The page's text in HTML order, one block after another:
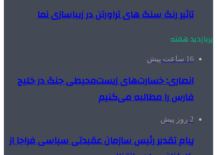
تاثیر رنگ سنگ های تراورتن در زیباسازی نما
پربازدید هفته
16 ساعت پیش
انصاری: خسارت‌های زیست‌محیطی جنگ در خلیج
فارس را مطالبه‌ می‌کنیم
2 روز پیش
پیام تقدیر رئیس سازمان عقیدتی سیاسی فراجا از